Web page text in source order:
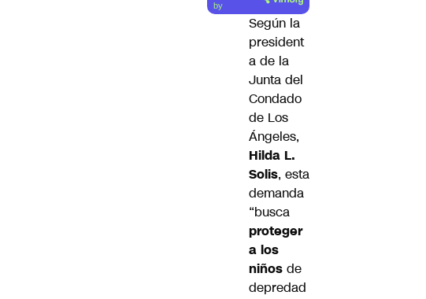
by
Según la
president
a de la
Junta del
Condado
de Los
Ángeles,
Hilda L.
Solis, esta
demanda
“busca
proteger
a los
niños de
depredad